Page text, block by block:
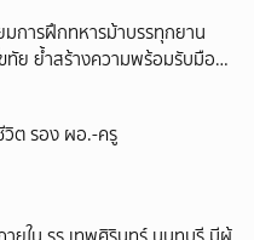
การฝึกทหารม้าบรรทุกยาน
ขทัย ย้ำสร้างความพร้อมรับมือ
วิต รอง ผอ.-ครู